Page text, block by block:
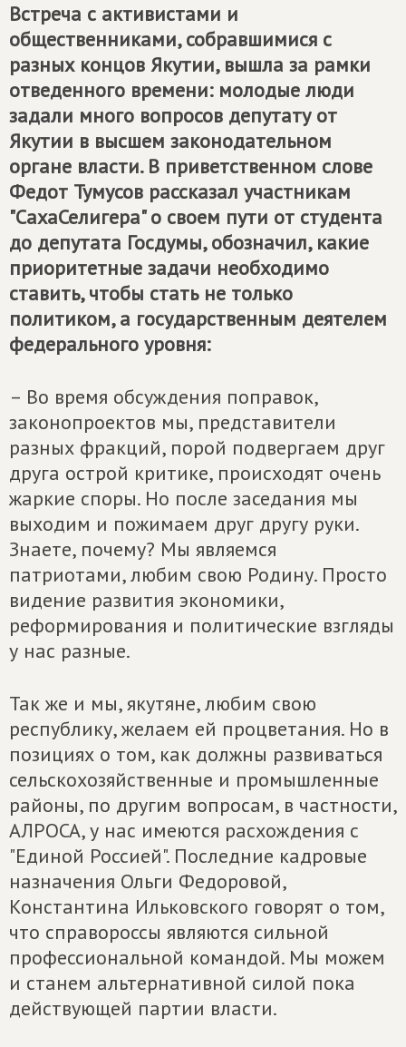
Встреча с активистами и
общественниками, собравшимися с
разных концов Якутии, вышла за рамки
отведенного времени: молодые люди
задали много вопросов депутату от
Якутии в высшем законодательном
органе власти. В приветственном слове
Федот Тумусов рассказал участникам
"СахаСелигера" о своем пути от студента
до депутата Госдумы, обозначил, какие
приоритетные задачи необходимо
ставить, чтобы стать не только
политиком, а государственным деятелем
федерального уровня:
– Во время обсуждения поправок,
законопроектов мы, представители
разных фракций, порой подвергаем друг
друга острой критике, происходят очень
жаркие споры. Но после заседания мы
выходим и пожимаем друг другу руки.
Знаете, почему? Мы являемся
патриотами, любим свою Родину. Просто
видение развития экономики,
реформирования и политические взгляды
у нас разные.
Так же и мы, якутяне, любим свою
республику, желаем ей процветания. Но в
позициях о том, как должны развиваться
сельскохозяйственные и промышленные
районы, по другим вопросам, в частности,
АЛРОСА, у нас имеются расхождения с
"Единой Россией". Последние кадровые
назначения Ольги Федоровой,
Константина Ильковского говорят о том,
что справороссы являются сильной
профессиональной командой. Мы можем
и станем альтернативной силой пока
действующей партии власти.